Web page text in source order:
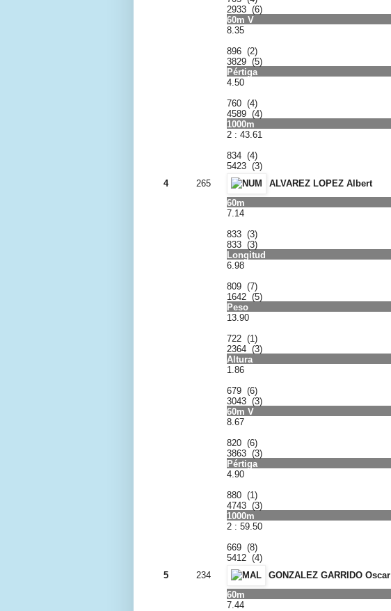
2933 (6)
60m V
8.35
896 (2)
3829 (5)
Pértiga
4.50
760 (4)
4589 (4)
1000m
2 : 43.61
834 (4)
5423 (3)
4
265 ALVAREZ LOPEZ Albert
60m
7.14
833 (3)
833 (3)
Longitud
6.98
809 (7)
1642 (5)
Peso
13.90
722 (1)
2364 (3)
Altura
1.86
679 (6)
3043 (3)
60m V
8.67
820 (6)
3863 (3)
Pértiga
4.90
880 (1)
4743 (3)
1000m
2 : 59.50
669 (8)
5412 (4)
5
234 GONZALEZ GARRIDO Oscar
60m
7.44